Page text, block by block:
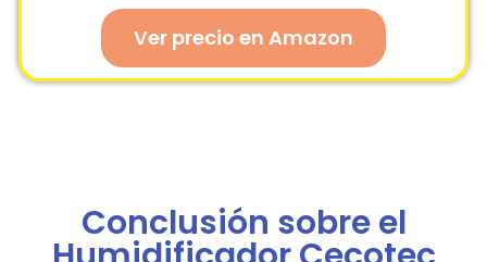
Ver precio en Amazon
Conclusión sobre el